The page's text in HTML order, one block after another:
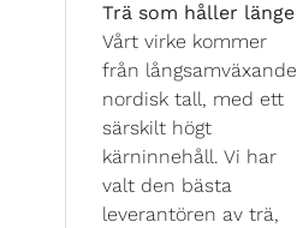
Trä som håller länge
Vårt virke kommer
från långsamväxande
nordisk tall, med ett
särskilt högt
kärninnehåll. Vi har
valt den bästa
leverantören av trä,